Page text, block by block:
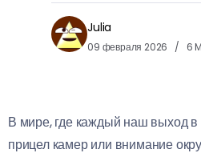
Julia
09 февраля 2026 6
В мире, где каждый наш выход в
прицел камер или внимание